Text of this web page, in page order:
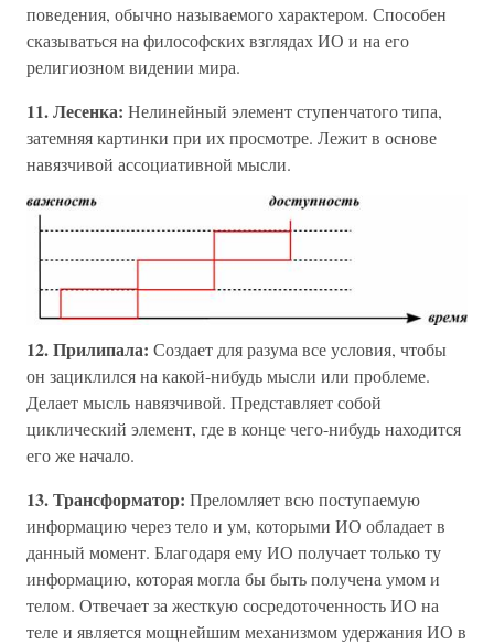
поведения, обычно называемого характером. Способен
сказываться на философских взглядах ИО и на его
религиозном видении мира.
11. Лесенка: Нелинейный элемент ступенчатого типа,
затемняя картинки при их просмотре. Лежит в основе
навязчивой ассоциативной мысли.
12. Прилипала: Создает для разума все условия, чтобы
он зациклился на какой-нибудь мысли или проблеме.
Делает мысль навязчивой. Представляет собой
циклический элемент, где в конце чего-нибудь находится
его же начало.
13. Трансформатор: Преломляет всю поступаемую
информацию через тело и ум, которыми ИО обладает в
данный момент. Благодаря ему ИО получает только ту
информацию, которая могла бы быть получена умом и
телом. Отвечает за жесткую сосредоточенность ИО на
теле и является мощнейшим механизмом удержания ИО в